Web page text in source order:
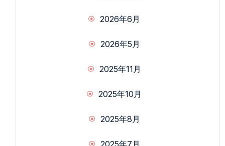
2026年6月
2026年5月
2025年11月
2025年10月
2025年8月